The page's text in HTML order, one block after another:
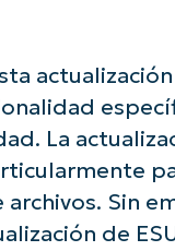
La
Sin
de